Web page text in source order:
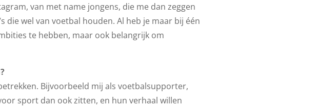
van met name jongens, die me dan zeggen
die wel van voetbal houden. Al heb je maar bij één
te hebben, maar ook belangrijk om
Bijvoorbeeld mij als voetbalsupporter,
sport dan ook zitten, en hun verhaal willen